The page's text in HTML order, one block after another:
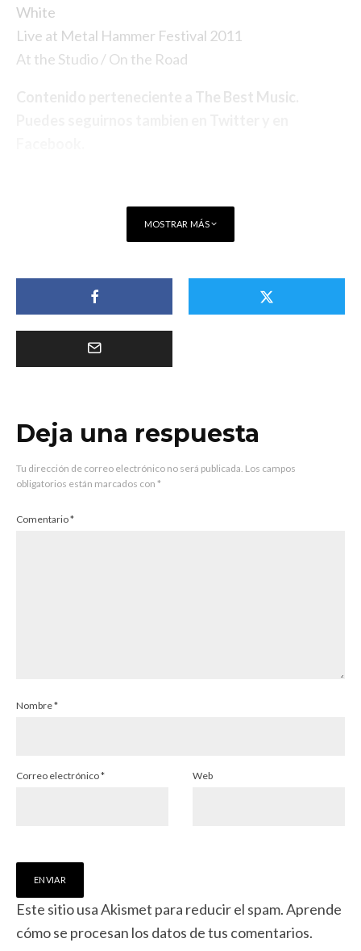
White
Live at Metal Hammer Festival 2011
At the Studio / On the Road
Contenido perteneciente a The Best Music
MOSTRAR MÁS
Deja una respuesta
Tu dirección de correo electrónico no será publicada. Los campos
obligatorios están marcados con *
Comentario*
Nombre*
Correo electrónico* Web
Este sitio usa Akismet para reducir el spam.Aprende
cómo se procesan los datos de tus comentarios.